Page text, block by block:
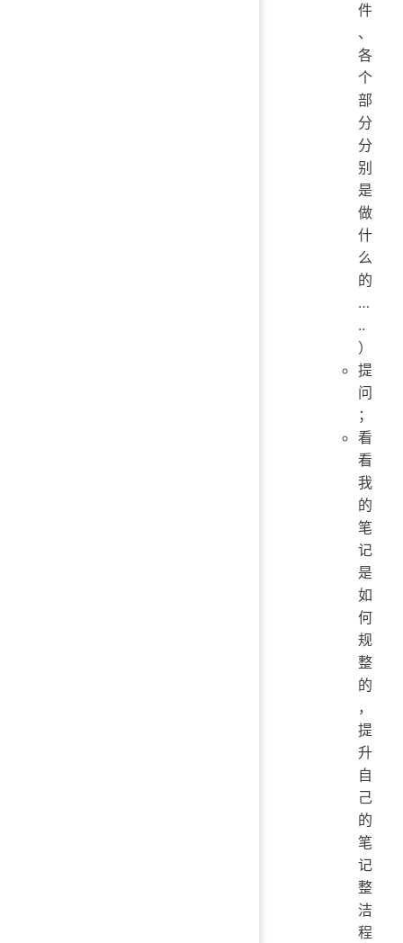
件
、
各
个
部
分
分
别
是
做
什
么
的
…
..
）
提
问
；
看
看
我
的
笔
记
是
如
何
规
整
的
，
提
升
自
己
的
笔
记
整
洁
程